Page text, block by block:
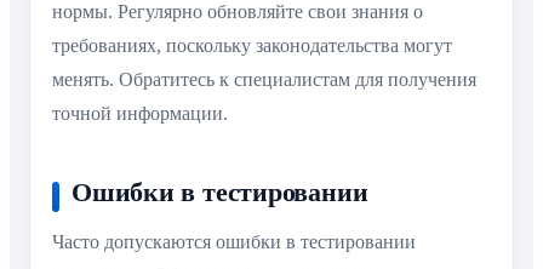
нормы. Регулярно обновляйте свои знания о
требованиях, поскольку законодательства могут
менять. Обратитесь к специалистам для получения
точной информации.
Ошибки в тестировании
Часто допускаются ошибки в тестировании